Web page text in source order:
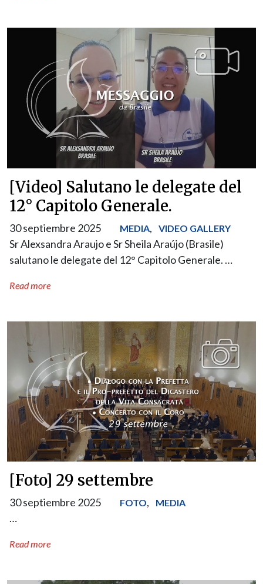
[Video] Salutano le delegate del
12° Capitolo Generale.
30 septiembre 2025 MEDIA, VIDEO GALLERY
Sr Alexsandra Araujo e Sr Sheila Araújo (Brasile)
salutano le delegate del 12° Capitolo Generale. …
Read more
[Foto] 29 settembre
30 septiembre 2025 FOTO, MEDIA
…
Read more